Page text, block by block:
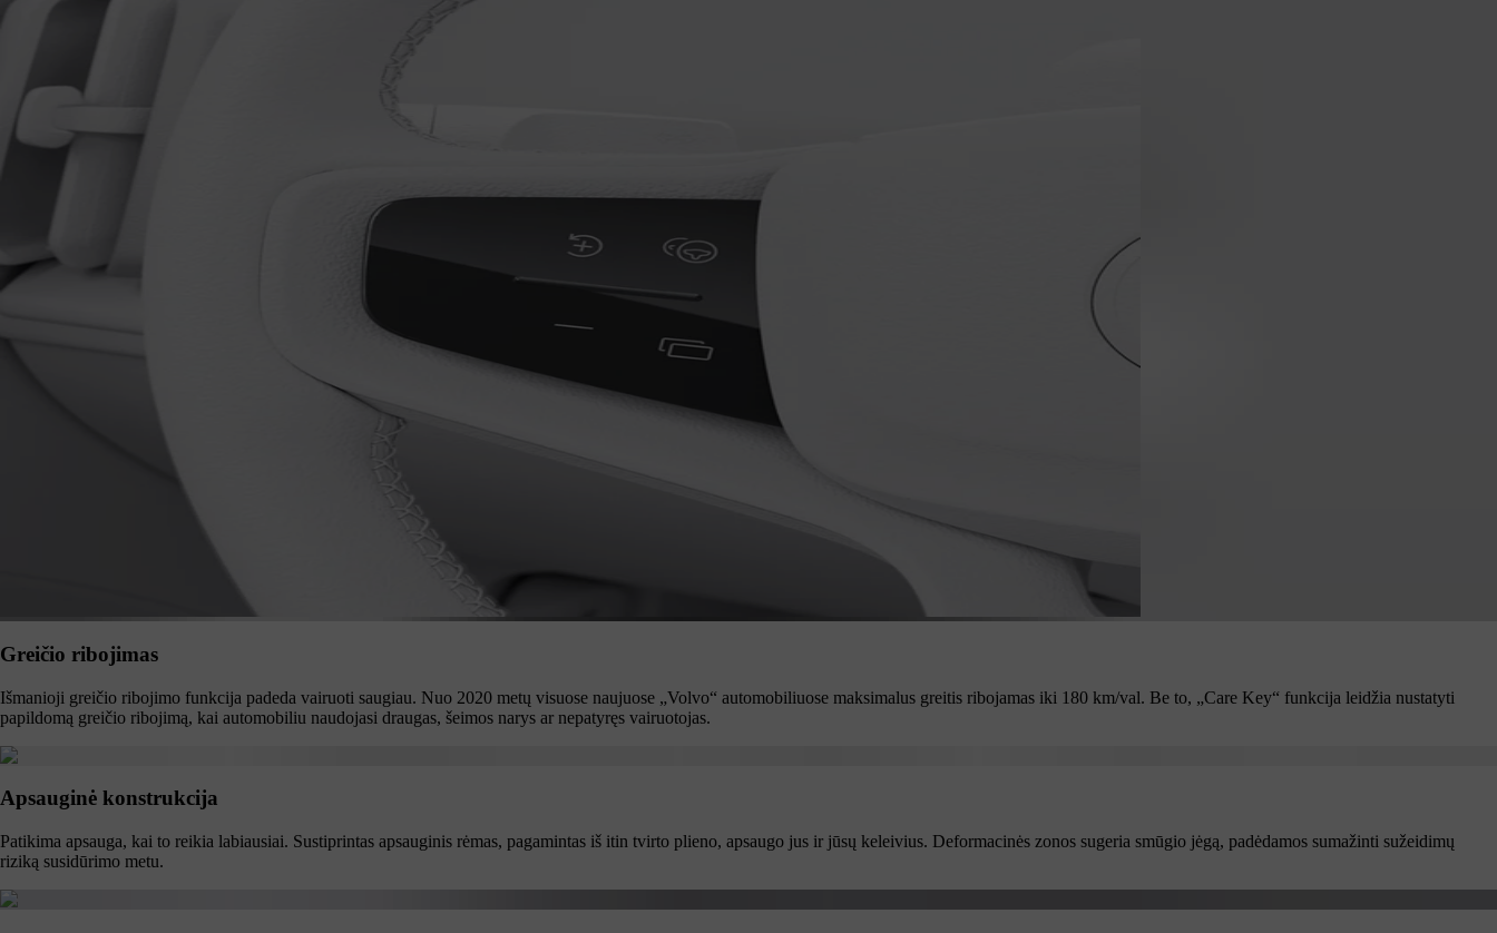
Greičio ribojimas
Išmanioji greičio ribojimo funkcija padeda vairuoti saugiau. Nuo 2020 metų visuose naujuose „Volvo“ automobiliuose maksimalus greitis ribojamas iki 180 km/val. Be to, „Care Key“ funkcija leidžia nustatyti
papildomą greičio ribojimą, kai automobiliu naudojasi draugas, šeimos narys ar nepatyręs vairuotojas.
Apsauginė konstrukcija
Patikima apsauga, kai to reikia labiausiai. Sustiprintas apsauginis rėmas, pagamintas iš itin tvirto plieno, apsaugo jus ir jūsų keleivius. Deformacinės zonos sugeria smūgio jėgą, padėdamos sumažinti sužeidimų
riziką susidūrimo metu.